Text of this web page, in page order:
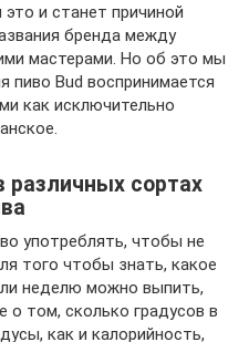
и станет причиной
бренда между
мастерами. Но об это мы
пиво Bud воспринимается
как исключительно
различных сортах
употреблять, чтобы не
того чтобы знать, какое
неделю можно выпить,
о том, сколько градусов в
как и калорийность,